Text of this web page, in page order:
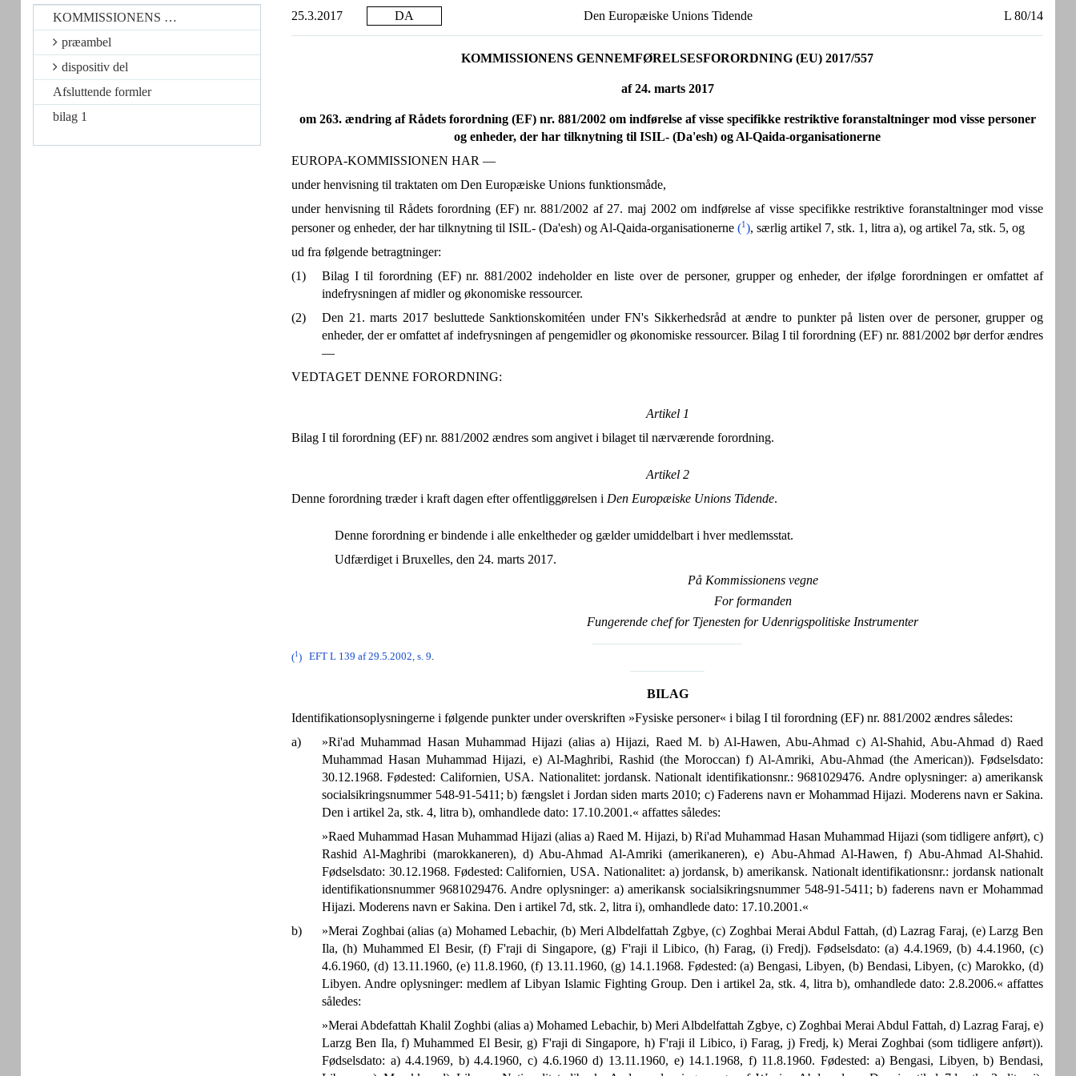
KOMMISSIONENS …
præambel
dispositiv del
Afsluttende formler
bilag 1
25.3.2017 DA Den Europæiske Unions Tidende L 80/14
KOMMISSIONENS GENNEMFØRELSESFORORDNING (EU) 2017/557
af 24. marts 2017
om 263. ændring af Rådets forordning (EF) nr. 881/2002 om indførelse af visse specifikke restriktive foranstaltninger mod visse personer
og enheder, der har tilknytning til ISIL- (Da'esh) og Al-Qaida-organisationerne
EUROPA-KOMMISSIONEN HAR —
under henvisning til traktaten om Den Europæiske Unions funktionsmåde,
under henvisning til Rådets forordning (EF) nr. 881/2002 af 27. maj 2002 om indførelse af visse specifikke restriktive foranstaltninger mod visse
personer og enheder, der har tilknytning til ISIL- (Da'esh) og Al-Qaida-organisationerne (1), særlig artikel 7, stk. 1, litra a), og artikel 7a, stk. 5, og
ud fra følgende betragtninger:
(1)
Bilag I til forordning (EF) nr. 881/2002 indeholder en liste over de personer, grupper og enheder, der ifølge forordningen er omfattet af
indefrysningen af midler og økonomiske ressourcer.
(2)
Den 21. marts 2017 besluttede Sanktionskomitéen under FN's Sikkerhedsråd at ændre to punkter på listen over de personer, grupper og
enheder, der er omfattet af indefrysningen af pengemidler og økonomiske ressourcer. Bilag I til forordning (EF) nr. 881/2002 bør derfor ændres
—
VEDTAGET DENNE FORORDNING:
Artikel 1
Bilag I til forordning (EF) nr. 881/2002 ændres som angivet i bilaget til nærværende forordning.
Artikel 2
Denne forordning træder i kraft dagen efter offentliggørelsen i Den Europæiske Unions Tidende.
Denne forordning er bindende i alle enkeltheder og gælder umiddelbart i hver medlemsstat.
Udfærdiget i Bruxelles, den 24. marts 2017.
På Kommissionens vegne
For formanden
Fungerende chef for Tjenesten for Udenrigspolitiske Instrumenter
(1 ) EFT L 139 af 29.5.2002, s. 9.
BILAG
Identifikationsoplysningerne i følgende punkter under overskriften »Fysiske personer« i bilag I til forordning (EF) nr. 881/2002 ændres således:
a)
»Ri'ad Muhammad Hasan Muhammad Hijazi (alias a) Hijazi, Raed M. b) Al-Hawen, Abu-Ahmad c) Al-Shahid, Abu-Ahmad d) Raed
Muhammad Hasan Muhammad Hijazi, e) Al-Maghribi, Rashid (the Moroccan) f) Al-Amriki, Abu-Ahmad (the American)). Fødselsdato:
30.12.1968. Fødested: Californien, USA. Nationalitet: jordansk. Nationalt identifikationsnr.: 9681029476. Andre oplysninger: a) amerikansk
socialsikringsnummer 548-91-5411; b) fængslet i Jordan siden marts 2010; c) Faderens navn er Mohammad Hijazi. Moderens navn er Sakina.
Den i artikel 2a, stk. 4, litra b), omhandlede dato: 17.10.2001.« affattes således:
»Raed Muhammad Hasan Muhammad Hijazi (alias a) Raed M. Hijazi, b) Ri'ad Muhammad Hasan Muhammad Hijazi (som tidligere anført), c)
Rashid Al-Maghribi (marokkaneren), d) Abu-Ahmad Al-Amriki (amerikaneren), e) Abu-Ahmad Al-Hawen, f) Abu-Ahmad Al-Shahid.
Fødselsdato: 30.12.1968. Fødested: Californien, USA. Nationalitet: a) jordansk, b) amerikansk. Nationalt identifikationsnr.: jordansk nationalt
identifikationsnummer 9681029476. Andre oplysninger: a) amerikansk socialsikringsnummer 548-91-5411; b) faderens navn er Mohammad
Hijazi. Moderens navn er Sakina. Den i artikel 7d, stk. 2, litra i), omhandlede dato: 17.10.2001.«
b)
»Merai Zoghbai (alias (a) Mohamed Lebachir, (b) Meri Albdelfattah Zgbye, (c) Zoghbai Merai Abdul Fattah, (d) Lazrag Faraj, (e) Larzg Ben
Ila, (h) Muhammed El Besir, (f) F'raji di Singapore, (g) F'raji il Libico, (h) Farag, (i) Fredj). Fødselsdato: (a) 4.4.1969, (b) 4.4.1960, (c)
4.6.1960, (d) 13.11.1960, (e) 11.8.1960, (f) 13.11.1960, (g) 14.1.1968. Fødested: (a) Bengasi, Libyen, (b) Bendasi, Libyen, (c) Marokko, (d)
Libyen. Andre oplysninger: medlem af Libyan Islamic Fighting Group. Den i artikel 2a, stk. 4, litra b), omhandlede dato: 2.8.2006.« affattes
således:
»Merai Abdefattah Khalil Zoghbi (alias a) Mohamed Lebachir, b) Meri Albdelfattah Zgbye, c) Zoghbai Merai Abdul Fattah, d) Lazrag Faraj, e)
Larzg Ben Ila, f) Muhammed El Besir, g) F'raji di Singapore, h) F'raji il Libico, i) Farag, j) Fredj, k) Merai Zoghbai (som tidligere anført)).
Fødselsdato: a) 4.4.1969, b) 4.4.1960, c) 4.6.1960 d) 13.11.1960, e) 14.1.1968, f) 11.8.1960. Fødested: a) Bengasi, Libyen, b) Bendasi,